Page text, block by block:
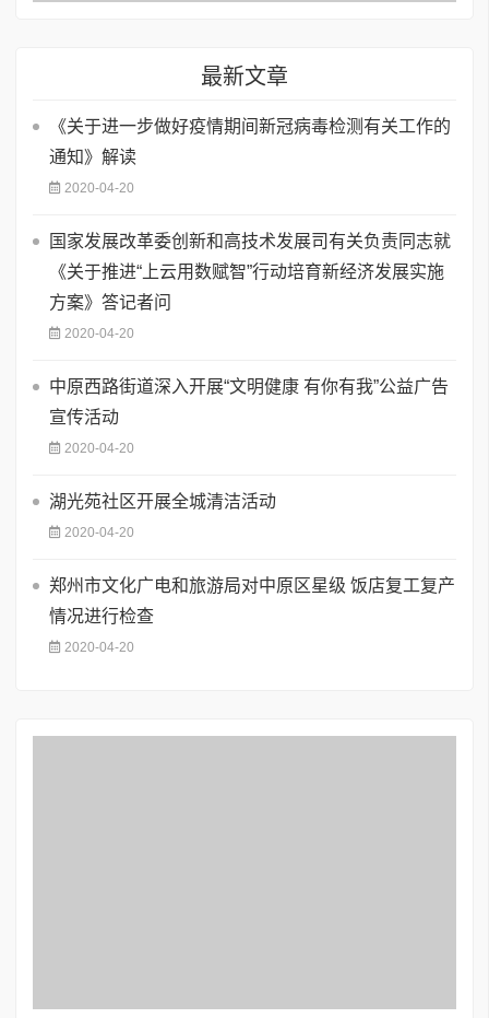
最新文章
《关于进一步做好疫情期间新冠病毒检测有关工作的
通知》解读
2020-04-20
国家发展改革委创新和高技术发展司有关负责同志就
《关于推进“上云用数赋智”行动培育新经济发展实施
方案》答记者问
2020-04-20
中原西路街道深入开展“文明健康 有你有我”公益广告
宣传活动
2020-04-20
湖光苑社区开展全城清洁活动
2020-04-20
郑州市文化广电和旅游局对中原区星级 饭店复工复产
情况进行检查
2020-04-20